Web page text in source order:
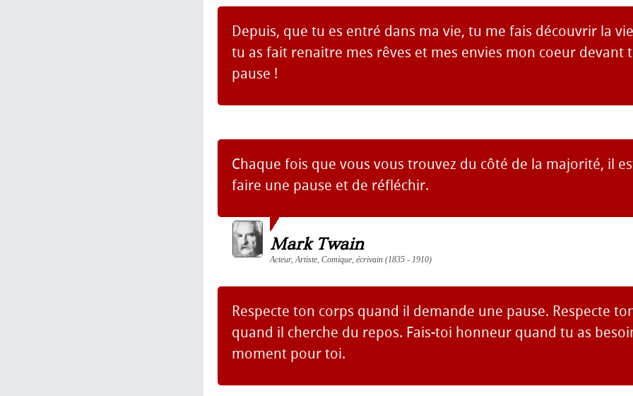
Depuis, que tu es entré dans ma vie, tu me fais découvrir la
tu as fait renaitre mes rêves et mes envies mon coeur devant
pause !
Chaque fois que vous vous trouvez du côté de la majorité, il
faire une pause et de réfléchir.
Mark Twain
Acteur, Artiste, Comique, écrivain (1835 - 1910)
Respecte ton corps quand il demande une pause. Respecte
quand il cherche du repos. Fais-toi honneur quand tu as
moment pour toi.